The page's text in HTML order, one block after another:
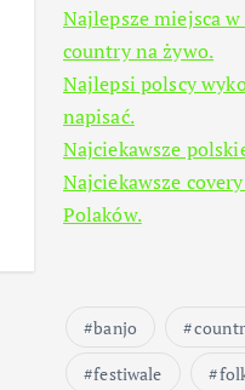
Najlepsze miejsca
country na żywo.
Najlepsi polscy
napisać.
Najciekawsze
Najciekawsze
Polaków.
banjo
festiwale